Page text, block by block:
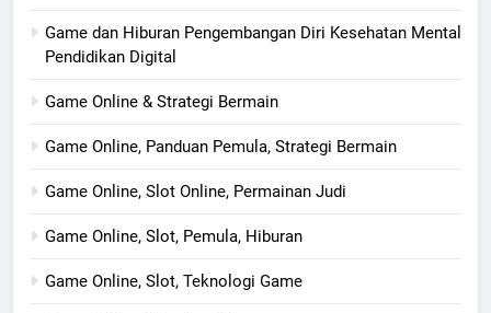
Game dan Hiburan Pengembangan Diri Kesehatan Mental
Pendidikan Digital
Game Online & Strategi Bermain
Game Online, Panduan Pemula, Strategi Bermain
Game Online, Slot Online, Permainan Judi
Game Online, Slot, Pemula, Hiburan
Game Online, Slot, Teknologi Game